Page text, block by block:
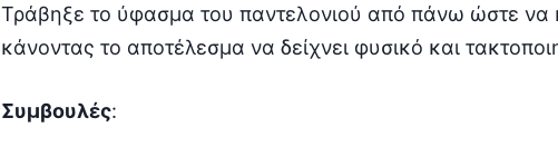
Τράβηξε το ύφασμα του παντελονιού από πάνω ώστε να
κάνοντας το αποτέλεσμα να δείχνει φυσικό και
Συμβουλές: